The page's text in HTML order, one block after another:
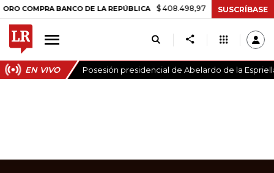
BANCO DE LA REPÚBLICA $ 408.498,97 +$ 8.753,81 +2,19%
SUSCRÍBASE
EN VIVO Posesión presidencial de Abelardo de la